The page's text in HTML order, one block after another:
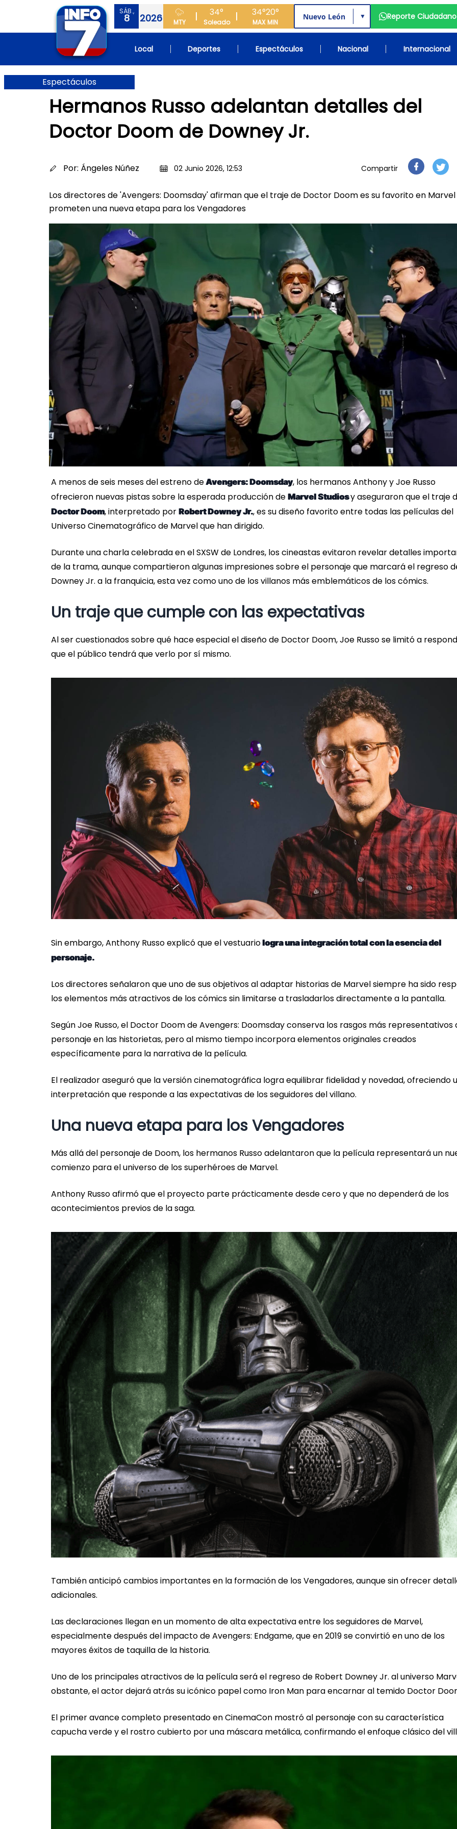
SÁB.,
8 2026 MTY
34°
Soleado
34°
MAX
20°
MIN
▼ Reporte Ciudadano
Local Deportes Espectáculos Nacional Internacional
Espectáculos
Hermanos Russo adelantan detalles del
Doctor Doom de Downey Jr.
Por: Ángeles Núñez 02 Junio 2026, 12:53 Compartir
Los directores de 'Avengers: Doomsday' afirman que el traje de Doctor Doom es su favorito en
prometen una nueva etapa para los Vengadores
A menos de seis meses del estreno deAvengers: Doomsday, los hermanos Anthony y Joe Russo
ofrecieron nuevas pistas sobre la esperada producción de Marvel Studiosy aseguraron que el traje
Doctor Doom, interpretado por Robert Downey Jr., es su diseño favorito entre todas las películas del
Universo Cinematográfico de Marvel que han dirigido.
Durante una charla celebrada en el SXSW de Londres, los cineastas evitaron revelar detalles
de la trama, aunque compartieron algunas impresiones sobre el personaje que marcará el regreso
Downey Jr. a la franquicia, esta vez como uno de los villanos más emblemáticos de los cómics.
Un traje que cumple con las expectativas
Al ser cuestionados sobre qué hace especial el diseño de Doctor Doom, Joe Russo se limitó a
que el público tendrá que verlo por sí mismo.
Sin embargo, Anthony Russo explicó que el vestuariologra una integración total con la esencia del
personaje.
Los directores señalaron que uno de sus objetivos al adaptar historias de Marvel siempre ha sido
los elementos más atractivos de los cómics sin limitarse a trasladarlos directamente a la pantalla.
Según Joe Russo, el Doctor Doom de Avengers: Doomsday conserva los rasgos más representativos
personaje en las historietas, pero al mismo tiempo incorpora elementos originales creados
específicamente para la narrativa de la película.
El realizador aseguró que la versión cinematográfica logra equilibrar fidelidad y novedad, ofreciendo
interpretación que responde a las expectativas de los seguidores del villano.
Una nueva etapa para los Vengadores
Más allá del personaje de Doom, los hermanos Russo adelantaron que la película representará un
comienzo para el universo de los superhéroes de Marvel.
Anthony Russo afirmó que el proyecto parte prácticamente desde cero y que no dependerá de los
acontecimientos previos de la saga.
También anticipó cambios importantes en la formación de los Vengadores, aunque sin ofrecer
adicionales.
Las declaraciones llegan en un momento de alta expectativa entre los seguidores de Marvel,
especialmente después del impacto de Avengers: Endgame, que en 2019 se convirtió en uno de los
mayores éxitos de taquilla de la historia.
Uno de los principales atractivos de la película será el regreso de Robert Downey Jr. al universo
obstante, el actor dejará atrás su icónico papel como Iron Man para encarnar al temido Doctor
El primer avance completo presentado en CinemaCon mostró al personaje con su característica
capucha verde y el rostro cubierto por una máscara metálica, confirmando el enfoque clásico del